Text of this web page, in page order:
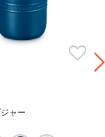
ャー